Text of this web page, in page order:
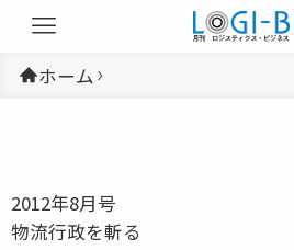
ホーム
2012年8月号
物流行政を斬る